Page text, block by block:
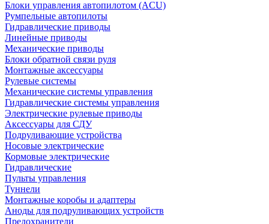
Блоки управления автопилотом (ACU)
Румпельные автопилоты
Гидравлические приводы
Линейные приводы
Механические приводы
Блоки обратной связи руля
Монтажные аксессуары
Рулевые системы
Механические системы управления
Гидравлические системы управления
Электрические рулевые приводы
Аксессуары для СДУ
Подруливающие устройства
Носовые электрические
Кормовые электрические
Гидравлические
Пульты управления
Туннели
Монтажные коробы и адаптеры
Аноды для подруливающих устройств
Предохранители